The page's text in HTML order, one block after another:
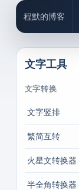
程默的博客
文字工具
文字转换
文字竖排
繁简互转
火星文转换器
半全角转换器